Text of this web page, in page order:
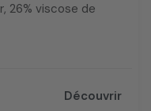
26% viscose de
Découvrir